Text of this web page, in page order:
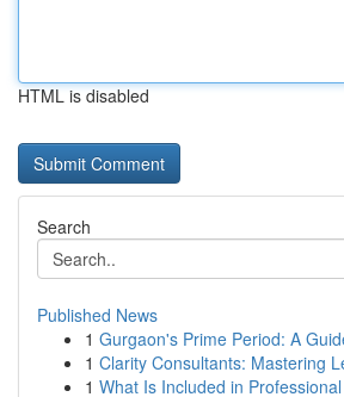
HTML is disabled
Search
Published News
1 Gurgaon's Prime Period: A
1 Clarity Consultants: Mastering
1 What Is Included in